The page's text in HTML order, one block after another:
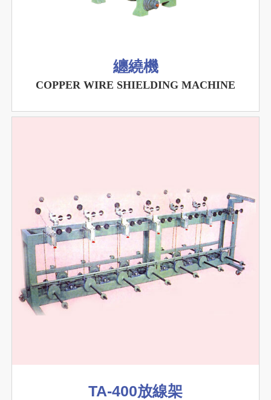
纏繞機
COPPER WIRE SHIELDING MACHINE
TA-400放線架